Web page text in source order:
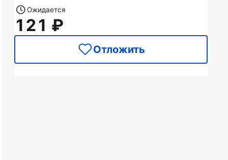
Ожидается
121
Отложить